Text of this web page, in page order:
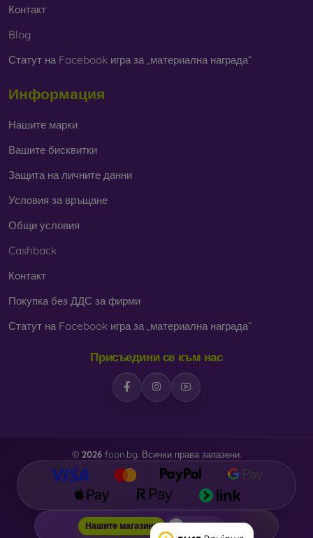
Контакт
Blog
Статут на Facebook игра за „материална награда“
Информация
Нашите марки
Вашите бисквитки
Защита на личните данни
Условия за връщане
Общи условия
Cashback
Контакт
Покупка без ДДС за фирми
Статут на Facebook игра за „материална награда“
Присъедини се към нас
© 2026 foon.bg. Всички права запазени.
Нашите магазини foon.bg